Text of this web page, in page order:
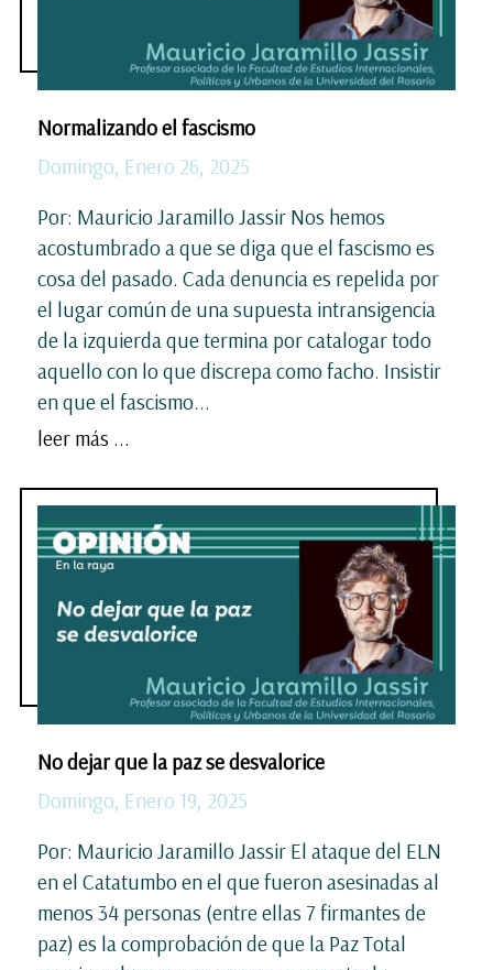
Normalizando el fascismo
Domingo, Enero 26, 2025
Por: Mauricio Jaramillo Jassir Nos hemos
acostumbrado a que se diga que el fascismo es
cosa del pasado. Cada denuncia es repelida por
el lugar común de una supuesta intransigencia
de la izquierda que termina por catalogar todo
aquello con lo que discrepa como facho. Insistir
en que el fascismo...
leer más ...
No dejar que la paz se desvalorice
Domingo, Enero 19, 2025
Por: Mauricio Jaramillo Jassir El ataque del ELN
en el Catatumbo en el que fueron asesinadas al
menos 34 personas (entre ellas 7 firmantes de
paz) es la comprobación de que la Paz Total